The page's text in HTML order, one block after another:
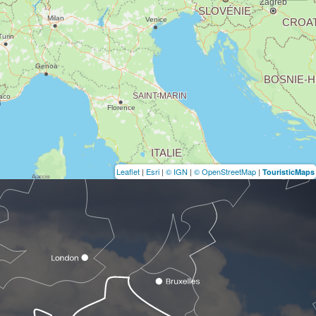
Leaflet | Esri | © IGN | © OpenStreetMap | TouristicMaps